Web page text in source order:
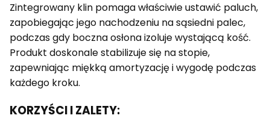
Zintegrowany klin pomaga właściwie ustawić paluch,
zapobiegając jego nachodzeniu na sąsiedni palec,
podczas gdy boczna osłona izoluje wystającą kość.
Produkt doskonale stabilizuje się na stopie,
zapewniając miękką amortyzację i wygodę podczas
każdego kroku.
KORZYŚCI I ZALETY: